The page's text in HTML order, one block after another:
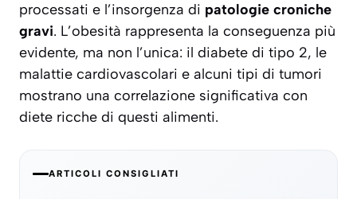
processati e l’insorgenza di patologie croniche
gravi. L’obesità rappresenta la conseguenza più
evidente, ma non l’unica: il diabete di tipo 2, le
malattie cardiovascolari e alcuni tipi di tumori
mostrano una correlazione significativa con
diete ricche di questi alimenti.
ARTICOLI CONSIGLIATI